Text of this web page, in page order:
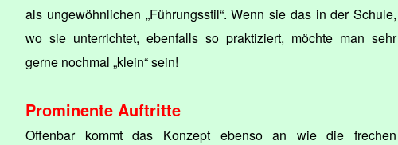
als ungewöhnlichen „Führungsstil“. Wenn sie das in der Schule,
wo sie unterrichtet, ebenfalls so praktiziert, möchte man sehr
gerne nochmal „klein“ sein!
Prominente Auftritte
Offenbar kommt das Konzept ebenso an wie die frechen